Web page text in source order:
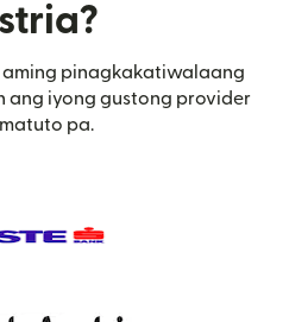
aming pinagkakatiwalaang
ang iyong gustong provider
pa.